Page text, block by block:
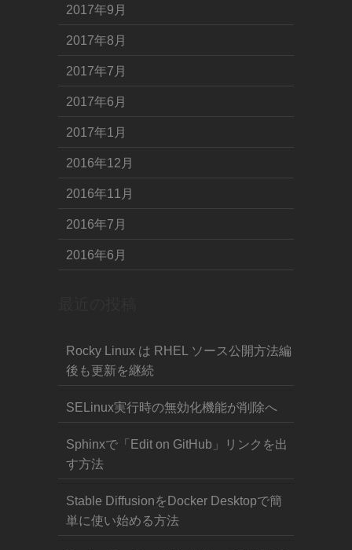
2017年9月
2017年8月
2017年7月
2017年6月
2017年1月
2016年12月
2016年11月
2016年7月
2016年6月
Rocky Linux は RHEL ソース公開方法編
後も更新を継続
SELinux実行時の無効化機能が削除へ
Sphinxで「Edit on GitHub」リンクを出
す方法
Stable DiffusionをDocker Desktopで簡
単に使い始める方法